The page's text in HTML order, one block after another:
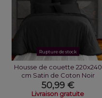
Rupture de stock
Housse de couette 220x240
cm Satin de Coton Noir
50,99 €
Livraison gratuite